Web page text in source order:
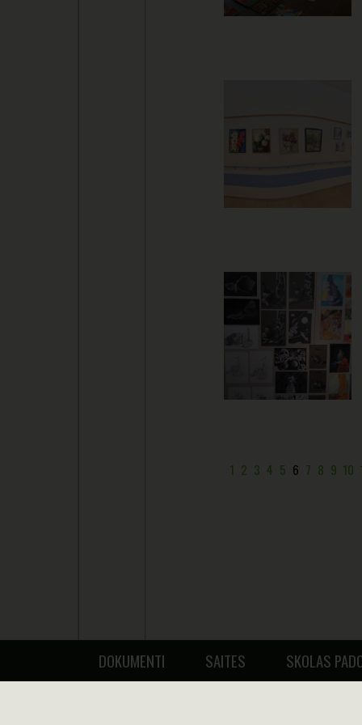
1 2 3 4 5 6 7 8 9 10
DOKUMENTI SAITES SKOLAS